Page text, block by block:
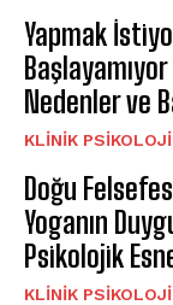
Yapmak
Nedenler ve
KLINIK PSIKOLOJI
Doğu
Yoganın
Psikolojik
KLINIK PSIKOLOJI